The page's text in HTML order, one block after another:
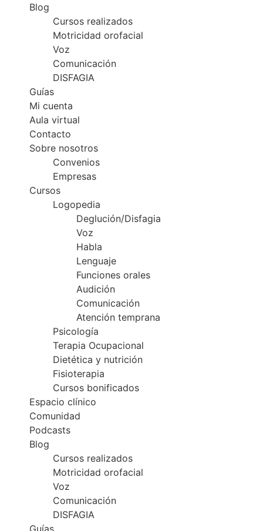
Blog
Cursos realizados
Motricidad orofacial
Voz
Comunicación
DISFAGIA
Guías
Mi cuenta
Aula virtual
Contacto
Sobre nosotros
Convenios
Empresas
Cursos
Logopedia
Deglución/Disfagia
Voz
Habla
Lenguaje
Funciones orales
Audición
Comunicación
Atención temprana
Psicología
Terapia Ocupacional
Dietética y nutrición
Fisioterapia
Cursos bonificados
Espacio clínico
Comunidad
Podcasts
Blog
Cursos realizados
Motricidad orofacial
Voz
Comunicación
DISFAGIA
Guías